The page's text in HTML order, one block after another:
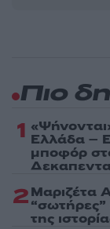
Πιο
1 Ελλάδα –
μποφόρ
2Μαριζέτα
της